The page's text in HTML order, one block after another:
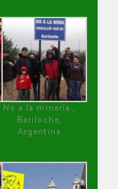
No a la minería ,
Bariloche,
Argentina